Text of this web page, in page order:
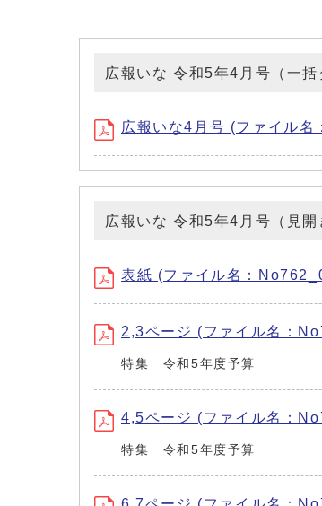
広報いな 令和5年4月号（一括
広報いな4月号 (ファイル
広報いな 令和5年4月号（見開
表紙 (ファイル名：
2,3ページ (ファイル名：
特集 令和5年度予算
4,5ページ (ファイル名：
特集 令和5年度予算